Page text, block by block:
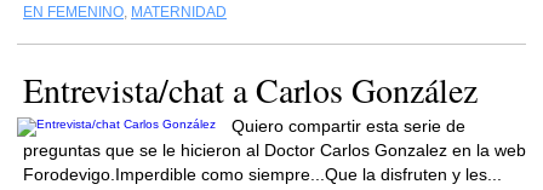
EN FEMENINO, MATERNIDAD
Entrevista/chat a Carlos González
Quiero compartir esta serie de
preguntas que se le hicieron al Doctor Carlos Gonzalez en la web
Forodevigo.Imperdible como siempre...Que la disfruten y les...